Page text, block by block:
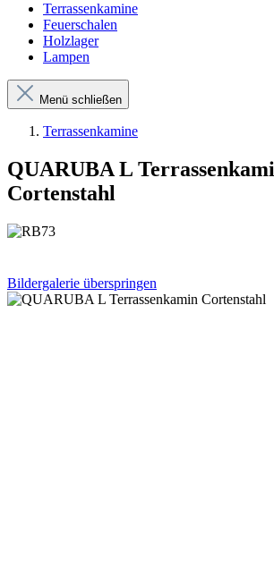
Terrassenkamine
Feuerschalen
Holzlager
Lampen
Menü schließen
Terrassenkamine
QUARUBA L
Cortenstahl
Bildergalerie überspringen